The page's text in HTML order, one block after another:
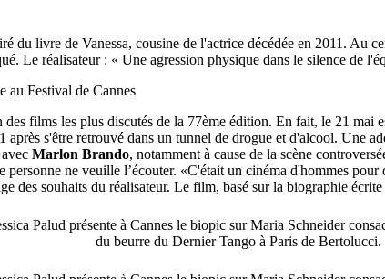
du livre de Vanessa, cousine de l'actrice décédée en 2011. Au
Le réalisateur : « Une agression physique dans le silence de
des films les plus discutés de la 77ème édition. En fait, le 21 mai
après s'être retrouvé dans un tunnel de drogue et d'alcool. Une
avec Marlon Brando, notamment à cause de la scène
personne ne veuille l’écouter. «C'était un cinéma d'hommes
des souhaits du réalisateur. Le film, basé sur la biographie